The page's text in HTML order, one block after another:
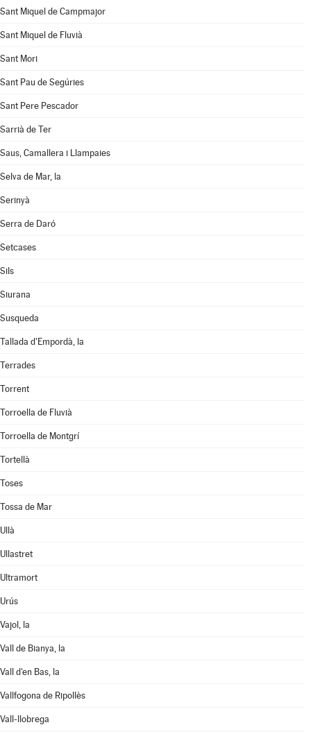
Sant Miquel de Campmajor
Sant Miquel de Fluvià
Sant Mori
Sant Pau de Segúries
Sant Pere Pescador
Sarrià de Ter
Saus, Camallera i Llampaies
Selva de Mar, la
Serinyà
Serra de Daró
Setcases
Sils
Siurana
Susqueda
Tallada d'Empordà, la
Terrades
Torrent
Torroella de Fluvià
Torroella de Montgrí
Tortellà
Toses
Tossa de Mar
Ullà
Ullastret
Ultramort
Urús
Vajol, la
Vall de Bianya, la
Vall d'en Bas, la
Vallfogona de Ripollès
Vall-llobrega